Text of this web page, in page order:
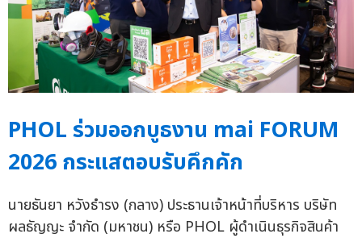
PHOL ร่วมออกบูธงาน mai FORUM
2026 กระแสตอบรับคึกคัก
นายธันยา หวังธำรง (กลาง) ประธานเจ้าหน้าที่บริหาร บริษัท
ผลธัญญะ จำกัด (มหาชน) หรือ PHOL ผู้ดำเนินธุรกิจสินค้า